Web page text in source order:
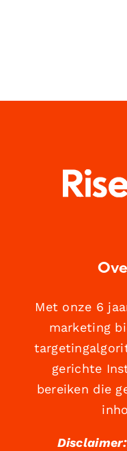
Met onze 6
marketing
gerichte
bereiken die
Disclaimer: